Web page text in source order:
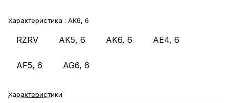
Характеристика : AK6, 6
RZRV AK5, 6 AK6, 6 AE4, 6
AF5, 6 AG6, 6
Характеристики